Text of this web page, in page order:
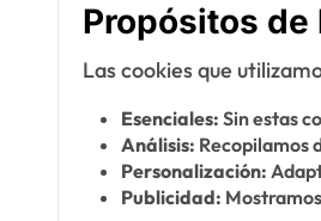
Propósitos de
Las cookies que
Esenciales: Sin estas
Análisis: Recopilamos
Personalización:
Publicidad: